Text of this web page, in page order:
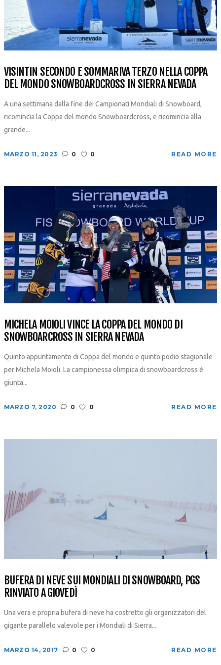
VISINTIN SECONDO E SOMMARIVA TERZO NELLA COPPA
DEL MONDO SNOWBOARDCROSS IN SIERRA NEVADA
A una settimana dalla fine dei Campionati Mondiali di Snowboard,
ricomincia la Coppa del mondo Snowboardcross, e ricomincia alla
grande...
MARZO 11, 2023 0 0 READ MORE
MICHELA MOIOLI VINCE LA COPPA DEL MONDO DI
SNOWBOARCROSS IN SIERRA NEVADA
Quinto appuntamento di Coppa del mondo e quinto podio stagionale
per Michela Moioli. La campionessa olimpica di snowboardcross è
giunta...
MARZO 7, 2020 0 0 READ MORE
BUFERA DI NEVE SUI MONDIALI DI SNOWBOARD, PGS
RINVIATO A GIOVEDÌ
Una vera e propria bufera di neve ha costretto gli organizzatori del
gigante parallelo valevole per i Mondiali di Sierra...
MARZO 14, 2017 0 0 READ MORE